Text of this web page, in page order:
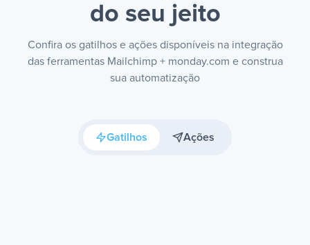
do seu jeito
Confira os gatilhos e ações disponíveis na integração
das ferramentas Mailchimp + monday.com e construa
sua automatização
Gatilhos Ações